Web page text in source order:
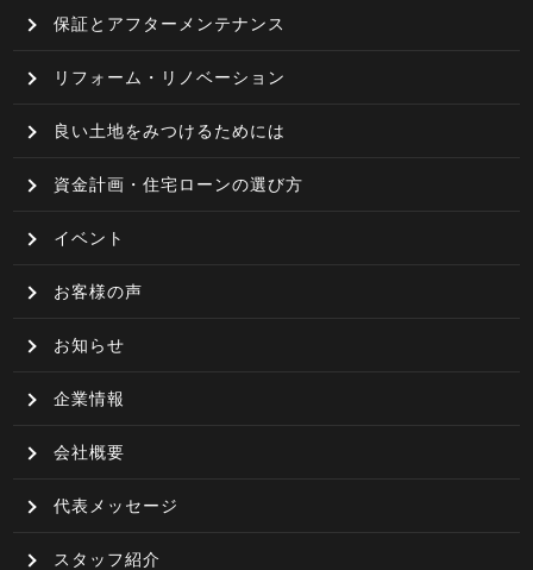
保証とアフターメンテナンス
リフォーム・リノベーション
良い土地をみつけるためには
資金計画・住宅ローンの選び方
イベント
お客様の声
お知らせ
企業情報
会社概要
代表メッセージ
スタッフ紹介